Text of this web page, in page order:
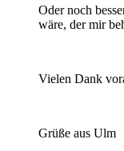
Oder noch
wäre, der mir
Vielen Dank
Grüße aus Ulm